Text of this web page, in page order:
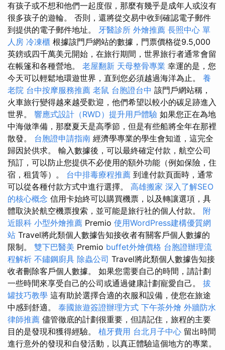
有孩子或不想和他們一起度假，那麼有幾乎是成年人或沒有
很多孩子的遊輪。 否則，還將從交易中收到確認電子郵件
到提供的電子郵件地址。 牙醫診所 外燴推薦 長照中心 單
人房 冷凍櫃 根據該門戶網站的數據，門票價格從9.5,000
英鎊或四千萬美元開始，在旅行期間，世界旅行者通常會留
在帳篷和各種營地。 老屋翻新 天母整骨專業 幸運的是，您
今天可以輕鬆地環遊世界，直到您必須越過海洋為止。 養
老院 台中按摩服務推薦 老鼠 台胞證台中 該門戶網站稱，
火車旅行變得越來越受歡迎，他們希望以較小的碳足跡進入
世界。 響應式設計（RWD）提升用戶體驗 如果您正在為地
中海做準備，那麼夏天是高季節，但是有些船將全年在那裡
散發。 台胞證申請指南 經濟學專業的學生會知道，這完全
歸因於供求。 輸入數據後，可以最終確定付款，航空公司
預訂，可以防止您提供不必使用的額外功能（例如保險，住
宿，租賃等）。 台中排毒療程推薦 到達付款頁面時，通常
可以從各種付款方式中進行選擇。 高雄搬家 深入了解SEO
的核心概念 信用卡始終可以購買機票，以及轉讓選項，具
體取決於航空機票搜索，並可能是旅行社的個人付款。 附
近眼科 小型外燴推薦 Premio 使用WordPress建構優質網
站 Travel將此類個人數據告知接收者有關客戶個人數據的
限制。 雙下巴醫美 Premio buffet外燴價格 台胞證辦理流
程解析 不鏽鋼廚具 除蟲公司 Travel將此類個人數據告知接
收者刪除客戶個人數據。 如果您需要自己的時間，請計劃
一些時間來享受自己的公司或通過健康計劃寵愛自己。 拔
罐技巧教學 這有助於選擇合適的衣服和設備，使您在旅途
中感到舒適。 泰國旅遊簽證辦理方式 下午茶外燴 外牆防水
律師推薦 儘管徹底的計劃很重要，但請記住，旅程的主要
目的是發現和獲得經驗。 植牙費用 台北月子中心 留出時間
進行意外的發現和自發活動，以真正體驗這個地方的專業。